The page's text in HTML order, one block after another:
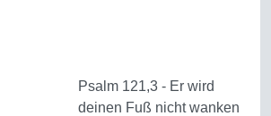
Psalm 121,3 - Er wird
deinen Fuß nicht wanken